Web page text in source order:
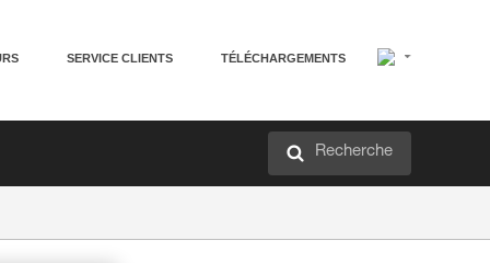
SERVICE CLIENTS TÉLÉCHARGEMENTS
Recherche